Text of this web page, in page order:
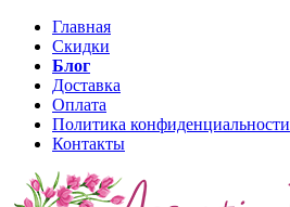
Главная
Скидки
Блог
Доставка
Оплата
Политика конфиденциальности
Контакты